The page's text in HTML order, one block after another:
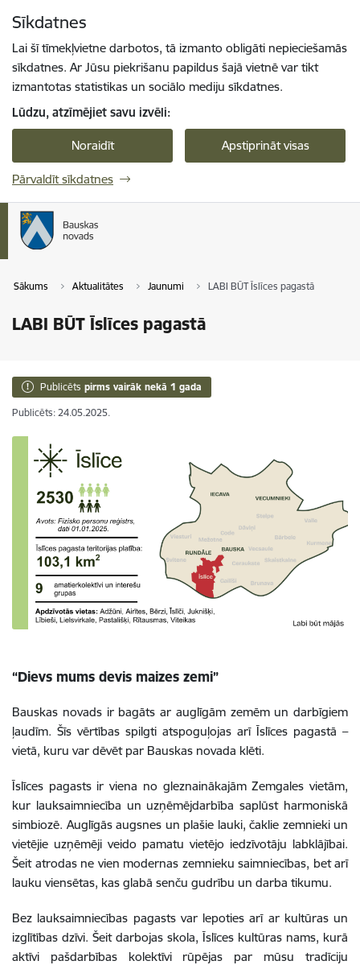
Sīkdatnes
Lai šī tīmekļvietne darbotos, tā izmanto obligāti nepieciešamās
sīkdatnes. Ar Jūsu piekrišanu papildus šajā vietnē var tikt
izmantotas statistikas un sociālo mediju sīkdatnes.
Lūdzu, atzīmējiet savu izvēli:
Noraidīt Apstiprināt visas
Pārvaldīt sīkdatnes
Sākums Aktualitātes Jaunumi LABI BŪT Īslīces pagastā
LABI BŪT Īslīces pagastā
Publicēts pirms vairāk nekā 1 gada
Publicēts: 24.05.2025.
“Dievs mums devis maizes zemi”
Bauskas novads ir bagāts ar auglīgām zemēm un darbīgiem
ļaudīm. Šīs vērtības spilgti atspoguļojas arī Īslīces pagastā –
vietā, kuru var dēvēt par Bauskas novada klēti.
Īslīces pagasts ir viena no gleznainākajām Zemgales vietām,
kur lauksaimniecība un uzņēmējdarbība saplūst harmoniskā
simbiozē. Auglīgās augsnes un plašie lauki, čaklie zemnieki un
vietējie uzņēmēji veido pamatu vietējo iedzīvotāju labklājībai.
Šeit atrodas ne vien modernas zemnieku saimniecības, bet arī
lauku viensētas, kas glabā senču gudrību un darba tikumu.
Bez lauksaimniecības pagasts var lepoties arī ar kultūras un
izglītības dzīvi. Šeit darbojas skola, Īslīces kultūras nams, kurā
aktīvi pašdarbības kolektīvi rūpējas par mūsu tradīciju